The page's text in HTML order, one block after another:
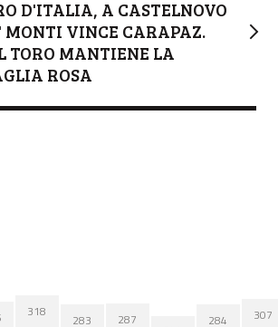
D'ITALIA, A CASTELNOVO
MONTI VINCE CARAPAZ.
TORO MANTIENE LA
ROSA
318
283 287 284 307